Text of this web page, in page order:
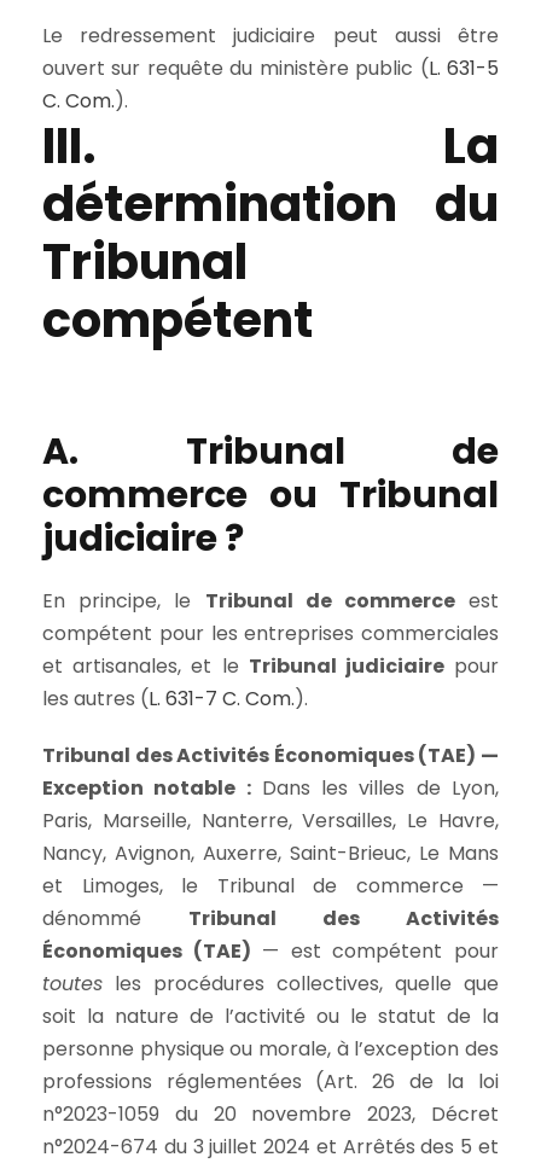
Le redressement judiciaire peut aussi être
ouvert sur requête du ministère public (L. 631-5
C. Com.).
III. La
détermination du
Tribunal
compétent
A. Tribunal de
commerce ou Tribunal
judiciaire ?
En principe, le Tribunal de commerceest
compétent pour les entreprises commerciales
et artisanales, et le Tribunal judiciairepour
les autres (L. 631-7 C. Com.).
Tribunal des Activités Économiques (TAE) —
Exception notable :Dans les villes de Lyon,
Paris, Marseille, Nanterre, Versailles, Le Havre,
Nancy, Avignon, Auxerre, Saint-Brieuc, Le Mans
et Limoges, le Tribunal de commerce —
dénommé Tribunal des Activités
Économiques (TAE) — est compétent pour
toutes les procédures collectives, quelle que
soit la nature de l’activité ou le statut de la
personne physique ou morale, à l’exception des
professions réglementées (Art. 26 de la loi
n°2023-1059 du 20 novembre 2023, Décret
n°2024-674 du 3 juillet 2024 et Arrêtés des 5 et